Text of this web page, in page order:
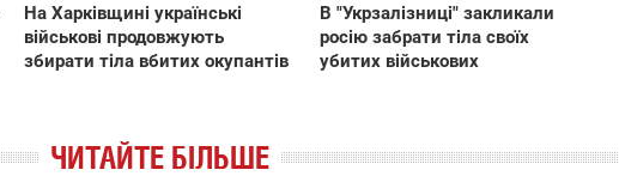
На Харківщині українські
військові продовжують
збирати тіла вбитих окупантів
В "Укрзалізниці" закликали
росію забрати тіла своїх
убитих військових
ЧИТАЙТЕ БІЛЬШЕ